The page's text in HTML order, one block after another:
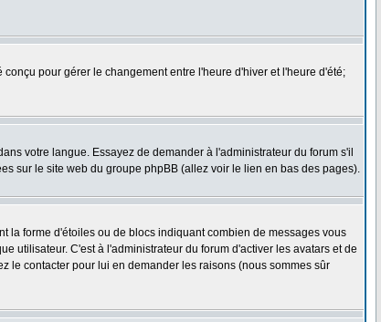
pour gérer le changement entre l'heure d'hiver et l'heure d'été;
votre langue. Essayez de demander à l'administrateur du forum s'il
sur le site web du groupe phpBB (allez voir le lien en bas des pages).
la forme d'étoiles ou de blocs indiquant combien de messages vous
utilisateur. C'est à l'administrateur du forum d'activer les avatars et de
le contacter pour lui en demander les raisons (nous sommes sûr